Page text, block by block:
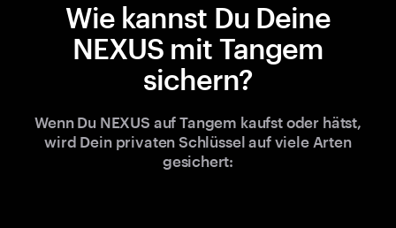
Wie kannst Du Deine
NEXUS mit Tangem
sichern?
Wenn Du NEXUS auf Tangem kaufst oder hätst,
wird Dein privaten Schlüssel auf viele Arten
gesichert: